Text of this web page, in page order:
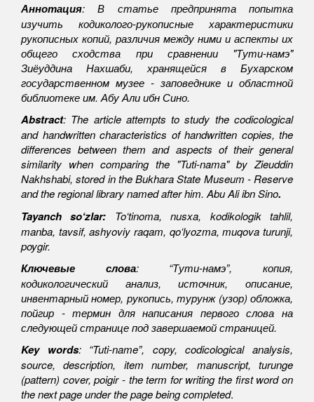
Аннотация: В статье предпринята попытка
изучить кодиколого-рукописные характеристики
рукописных копий, различия между ними и аспекты их
общего сходства при сравнении "Тути-намэ"
Зиёуддина Нахшаби, хранящейся в Бухарском
государственном музее - заповеднике и областной
библиотеке им. Абу Али ибн Сино.
Abstract: The article attempts to study the codicological
and handwritten characteristics of handwritten copies, the
differences between them and aspects of their general
similarity when comparing the "Tuti-nama" by Zieuddin
Nakhshabi, stored in the Bukhara State Museum - Reserve
and the regional library named after him. Abu Ali ibn Sino.
Tayanch so‘zlar: To‘tinoma, nusxa, kodikologik tahlil,
manba, tavsif, ashyoviy raqam, qo‘lyozma, muqova turunji,
poygir.
Ключевые слова: “Тути-намэ”, копия,
кодикологический анализ, источник, описание,
инвентарныйномер, рукопись, турунж (узор) обложка,
пойгир -термин для написания первого слова на
следующей странице под завершаемой страницей.
Key words: “Tuti-name”, copy, codicological analysis,
source, description, item number, manuscript, turunge
(pattern) cover, poigir - the term for writing the first word on
the next page under the page being completed.